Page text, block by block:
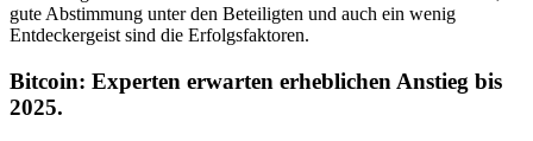
gute Abstimmung unter den Beteiligten und auch ein wenig
Entdeckergeist sind die Erfolgsfaktoren.
Bitcoin: Experten erwarten erheblichen Anstieg bis
2025.